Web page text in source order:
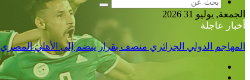
بحث
الجمعة, يوليو 31 2026
أخبار عاجلة
المهاجم الدولي الجزائري منصف بقرار ينضم إلى الأهلي المصري